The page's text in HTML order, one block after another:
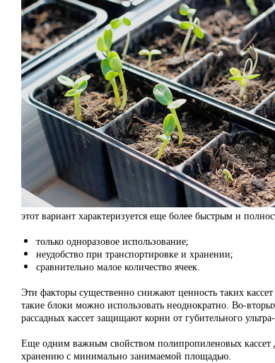
этот вариант характеризуется еще более быстрым и
только одноразовое использование;
неудобство при транспортировке и хранении;
сравнительно малое количество ячеек.
Эти факторы существенно снижают ценность таких
такие блоки можно использовать неоднократно. Во-
рассадных кассет защищают корни от губительного
Еще одним важным свойством полипропиленовых кассет
хранению с минимально занимаемой площадью.